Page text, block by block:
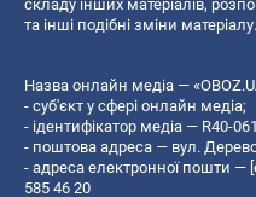
складу інших матеріалів,
та інші подібні зміни матеріалу.
Назва онлайн медіа —
- суб'єкт у сфері онлайн медіа;
- ідентифікатор медіа — R40-
- поштова адреса — вул.
- адреса електронної пошти —
585 46 20